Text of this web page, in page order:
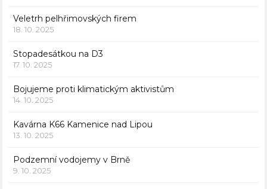
Veletrh pelhřimovských firem
18. 10. 2025
Stopadesátkou na D3
17. 10. 2025
Bojujeme proti klimatickým aktivistům
14. 10. 2025
Kavárna K66 Kamenice nad Lipou
13. 10. 2025
Podzemní vodojemy v Brně
9. 10. 2025